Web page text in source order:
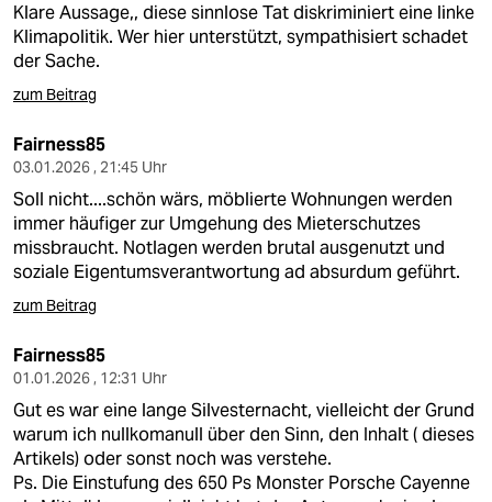
Klare Aussage,, diese sinnlose Tat diskriminiert eine linke
Klimapolitik. Wer hier unterstützt, sympathisiert schadet
der Sache.
zum Beitrag
Fairness85
03.01.2026 , 21:45 Uhr
Soll nicht....schön wärs, möblierte Wohnungen werden
immer häufiger zur Umgehung des Mieterschutzes
missbraucht. Notlagen werden brutal ausgenutzt und
soziale Eigentumsverantwortung ad absurdum geführt.
zum Beitrag
Fairness85
01.01.2026 , 12:31 Uhr
Gut es war eine lange Silvesternacht, vielleicht der Grund
warum ich nullkomanull über den Sinn, den Inhalt ( dieses
Artikels) oder sonst noch was verstehe.
Ps. Die Einstufung des 650 Ps Monster Porsche Cayenne